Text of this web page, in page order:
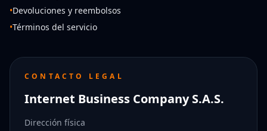
•Devoluciones y reembolsos
•Términos del servicio
CONTACTO LEGAL
Internet Business Company S.A.S.
Dirección física